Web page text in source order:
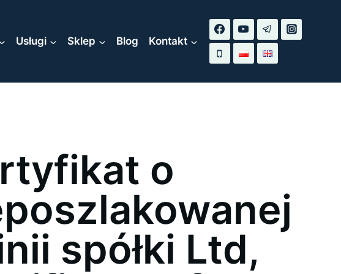
Usługi Sklep Blog Kontakt
o
spółki Ltd,